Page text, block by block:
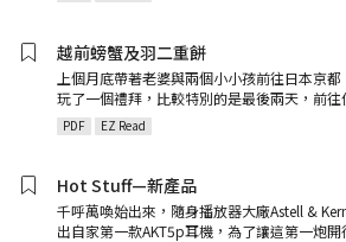
越前螃蟹及羽二重餅
上個月底帶著老婆與兩個小小孩前往日本京都
玩了一個禮拜，比較特別的是最後兩天，前往
PDF EZ Read
Hot Stuff—新產品
千呼萬喚始出來，隨身播放器大廠Astell &
出自家第一款AKT5p耳機，為了讓這第一炮開